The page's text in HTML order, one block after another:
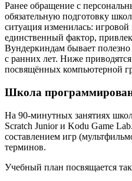
Ранее обращение с
обязательную подготовку
ситуация изменилась:
единственный фактор,
Вундеркиндам бывает
с ранних лет. Ниже
посвящённых компьютерной
Школа
На 90-минутных занятиях
Scratch Junior и Kodu Game
составлением игр
терминов.
Учебный план посвящается